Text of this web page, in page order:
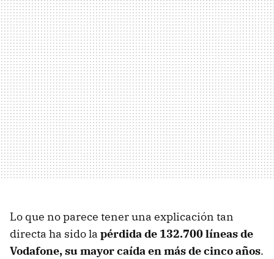
Lo que no parece tener una explicación tan
directa ha sido la pérdida de 132.700 líneas de
Vodafone, su mayor caída en más de cinco años.